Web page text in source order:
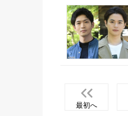
最初へ